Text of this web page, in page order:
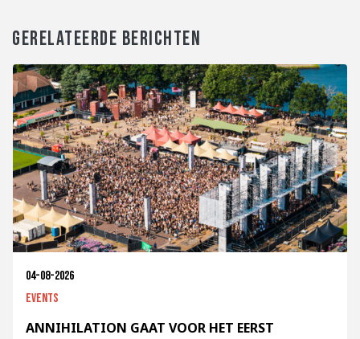
GERELATEERDE BERICHTEN
04-08-2026
Events
ANNIHILATION GAAT VOOR HET EERST